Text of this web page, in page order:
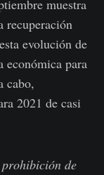
muestra
recuperación
evolución de
económica para
cabo,
2021 de casi
de